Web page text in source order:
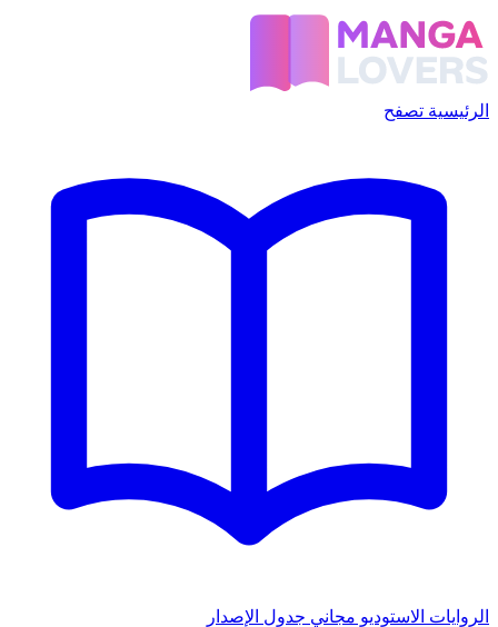
الرئيسية تصفح
الروايات الاستوديو مجاني جدول الإصدار